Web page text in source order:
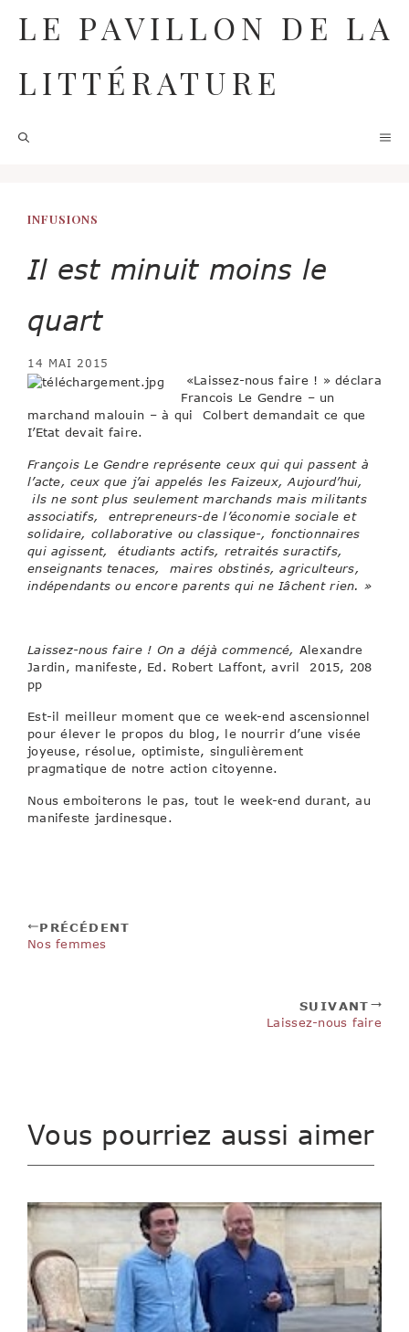
contenu
LE PAVILLON DE LA
LITTÉRATURE
INFUSIONS
Il est minuit moins le
quart
14 MAI 2015
«Laissez-nous faire ! » déclara
Francois Le Gendre – un
marchand malouin – à qui Colbert demandait ce que
I’Etat devait faire.
François Le Gendre représente ceux qui qui passent à
l’acte, ceux que j’ai appelés les Faizeux, Aujourd’hui,
ils ne sont plus seulement marchands mais militants
associatifs, entrepreneurs-de l’économie sociale et
solidaire, collaborative ou classique-, fonctionnaires
qui agissent, étudiants actifs, retraités suractifs,
enseignants tenaces, maires obstinés, agriculteurs,
indépendants ou encore parents qui ne Iâchent rien. »
Laissez-nous faire ! On a déjà commencé, Alexandre
Jardin, manifeste, Ed. Robert Laffont, avril 2015, 208
pp
Est-il meilleur moment que ce week-end ascensionnel
pour élever le propos du blog, le nourrir d’une visée
joyeuse, résolue, optimiste, singulièrement
pragmatique de notre action citoyenne.
Nous emboiterons le pas, tout le week-end durant, au
manifeste jardinesque.
PRÉCÉDENT
Nos femmes
SUIVANT
Laissez-nous faire
Vous pourriez aussi aimer